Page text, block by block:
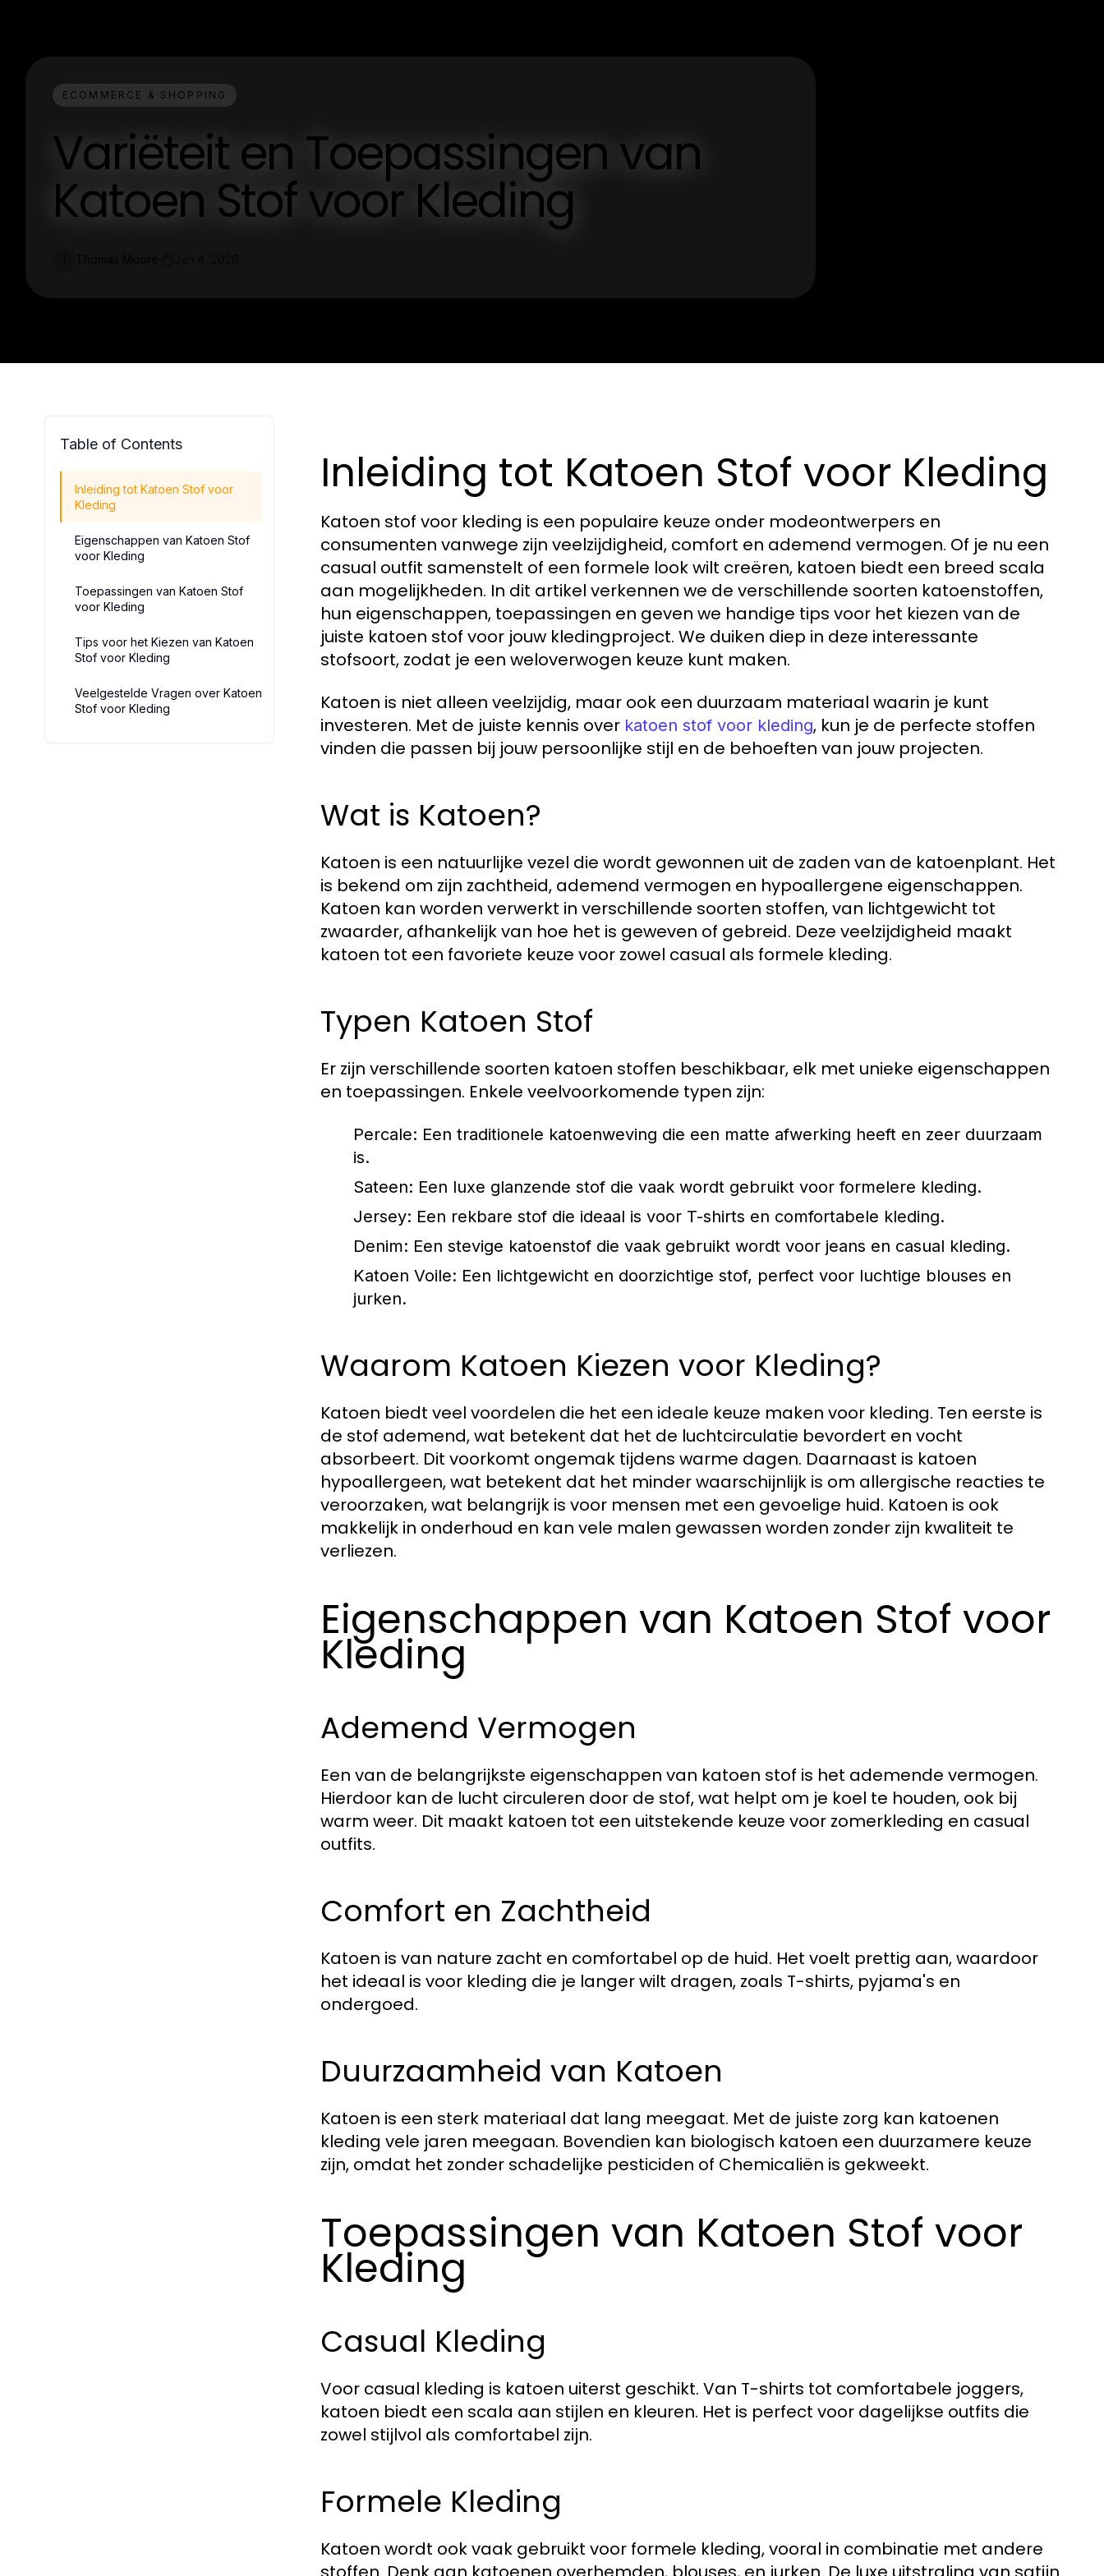
ECOMMERCE & SHOPPING
Variëteit en Toepassingen van
Katoen Stof voor Kleding
Table of Contents
Inleiding tot Katoen Stof voor
Kleding
Eigenschappen van Katoen Stof
voor Kleding
Toepassingen van Katoen Stof
voor Kleding
Tips voor het Kiezen van Katoen
Stof voor Kleding
Veelgestelde Vragen over Katoen
Stof voor Kleding
Inleiding tot Katoen Stof voor Kleding
Katoen stof voor kleding is een populaire keuze onder modeontwerpers en
consumenten vanwege zijn veelzijdigheid, comfort en ademend vermogen. Of je nu een
casual outfit samenstelt of een formele look wilt creëren, katoen biedt een breed scala
aan mogelijkheden. In dit artikel verkennen we de verschillende soorten katoenstoffen,
hun eigenschappen, toepassingen en geven we handige tips voor het kiezen van de
juiste katoen stof voor jouw kledingproject. We duiken diep in deze interessante
stofsoort, zodat je een weloverwogen keuze kunt maken.
Katoen is niet alleen veelzijdig, maar ook een duurzaam materiaal waarin je kunt
investeren. Met de juiste kennis over katoen stof voor kleding, kun je de perfecte stoffen
vinden die passen bij jouw persoonlijke stijl en de behoeften van jouw projecten.
Wat is Katoen?
Katoen is een natuurlijke vezel die wordt gewonnen uit de zaden van de katoenplant. Het
is bekend om zijn zachtheid, ademend vermogen en hypoallergene eigenschappen.
Katoen kan worden verwerkt in verschillende soorten stoffen, van lichtgewicht tot
zwaarder, afhankelijk van hoe het is geweven of gebreid. Deze veelzijdigheid maakt
katoen tot een favoriete keuze voor zowel casual als formele kleding.
Typen Katoen Stof
Er zijn verschillende soorten katoen stoffen beschikbaar, elk met unieke eigenschappen
en toepassingen. Enkele veelvoorkomende typen zijn:
Percale: Een traditionele katoenweving die een matte afwerking heeft en zeer duurzaam
is.
Sateen: Een luxe glanzende stof die vaak wordt gebruikt voor formelere kleding.
Jersey: Een rekbare stof die ideaal is voor T-shirts en comfortabele kleding.
Denim: Een stevige katoenstof die vaak gebruikt wordt voor jeans en casual kleding.
Katoen Voile: Een lichtgewicht en doorzichtige stof, perfect voor luchtige blouses en
jurken.
Waarom Katoen Kiezen voor Kleding?
Katoen biedt veel voordelen die het een ideale keuze maken voor kleding. Ten eerste is
de stof ademend, wat betekent dat het de luchtcirculatie bevordert en vocht
absorbeert. Dit voorkomt ongemak tijdens warme dagen. Daarnaast is katoen
hypoallergeen, wat betekent dat het minder waarschijnlijk is om allergische reacties te
veroorzaken, wat belangrijk is voor mensen met een gevoelige huid. Katoen is ook
makkelijk in onderhoud en kan vele malen gewassen worden zonder zijn kwaliteit te
verliezen.
Eigenschappen van Katoen Stof voor
Kleding
Ademend Vermogen
Een van de belangrijkste eigenschappen van katoen stof is het ademende vermogen.
Hierdoor kan de lucht circuleren door de stof, wat helpt om je koel te houden, ook bij
warm weer. Dit maakt katoen tot een uitstekende keuze voor zomerkleding en casual
outfits.
Comfort en Zachtheid
Katoen is van nature zacht en comfortabel op de huid. Het voelt prettig aan, waardoor
het ideaal is voor kleding die je langer wilt dragen, zoals T-shirts, pyjama's en
ondergoed.
Duurzaamheid van Katoen
Katoen is een sterk materiaal dat lang meegaat. Met de juiste zorg kan katoenen
kleding vele jaren meegaan. Bovendien kan biologisch katoen een duurzamere keuze
zijn, omdat het zonder schadelijke pesticiden of Chemicaliën is gekweekt.
Toepassingen van Katoen Stof voor
Kleding
Casual Kleding
Voor casual kleding is katoen uiterst geschikt. Van T-shirts tot comfortabele joggers,
katoen biedt een scala aan stijlen en kleuren. Het is perfect voor dagelijkse outfits die
zowel stijlvol als comfortabel zijn.
Formele Kleding
Katoen wordt ook vaak gebruikt voor formele kleding, vooral in combinatie met andere